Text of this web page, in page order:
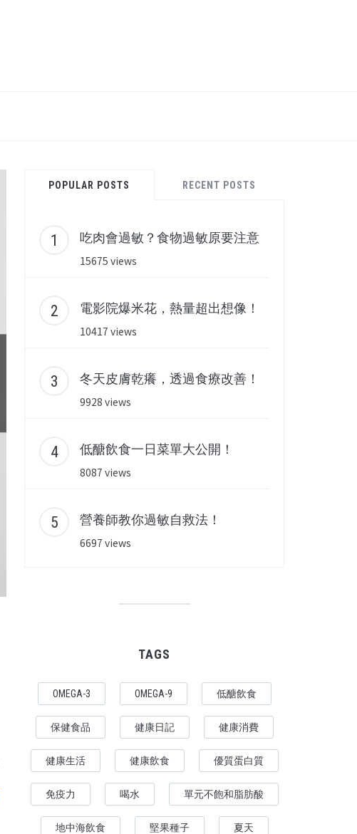
POPULAR POSTS RECENT POSTS
吃肉會過敏？食物過敏原要注意
15675 views
電影院爆米花，熱量超出想像！
10417 views
冬天皮膚乾癢，透過食療改善！
9928 views
低醣飲食一日菜單大公開！
8087 views
營養師教你過敏自救法！
6697 views
TAGS
OMEGA-3 OMEGA-9 低醣飲食
保健食品 健康日記 健康消費
健康生活 健康飲食 優質蛋白質
免疫力 喝水 單元不飽和脂肪酸
地中海飲食 堅果種子 夏天